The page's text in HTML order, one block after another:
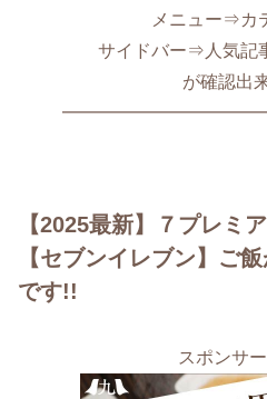
メニュー⇒カ
サイドバー⇒人気記
が確認出
【2025最新】７プレ
【セブンイレブン】ご
です!!
スポンサ